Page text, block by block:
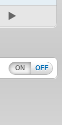
ON OFF